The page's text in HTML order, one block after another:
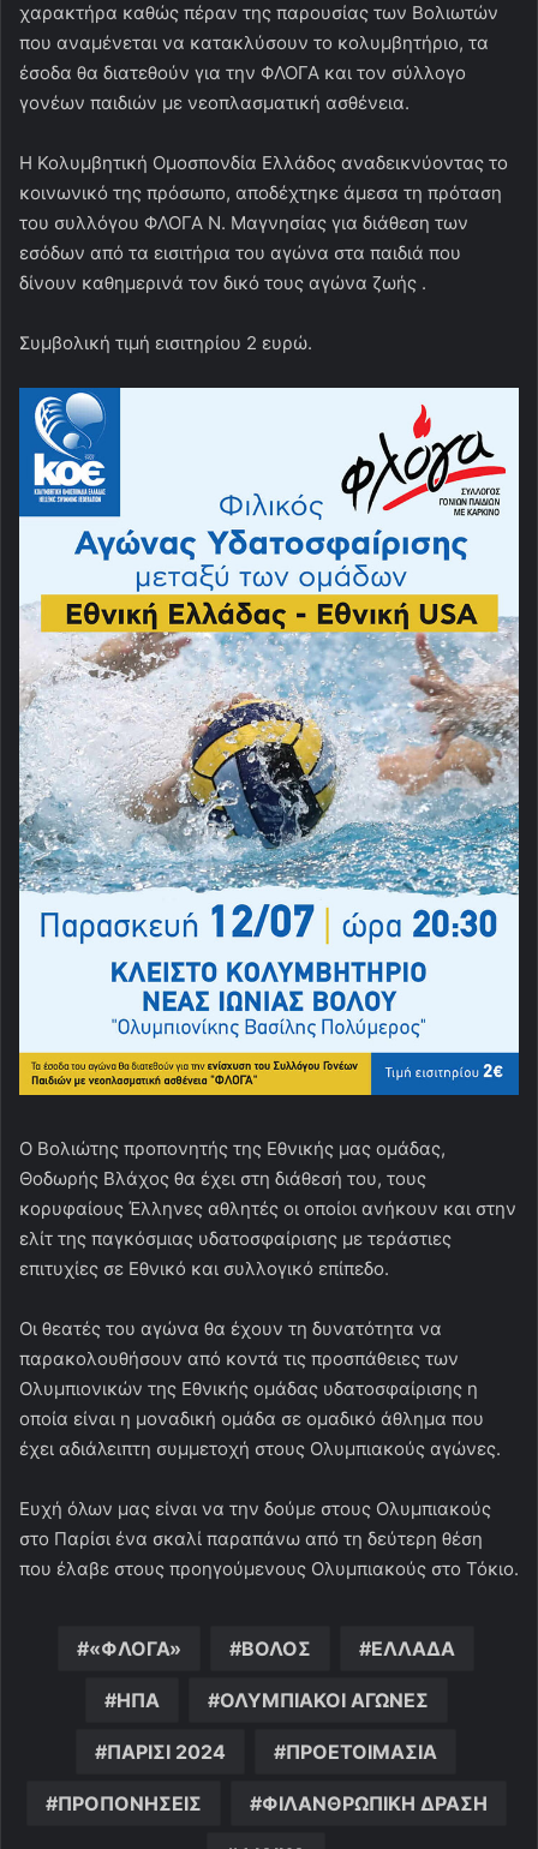
χαρακτήρα καθώς πέραν της παρουσίας των Βολιωτών
που αναμένεται να κατακλύσουν το κολυμβητήριο, τα
έσοδα θα διατεθούν για την ΦΛΟΓΑ και τον σύλλογο
γονέων παιδιών με νεοπλασματική ασθένεια.
Η Κολυμβητική Ομοσπονδία Ελλάδος αναδεικνύοντας το
κοινωνικό της πρόσωπο, αποδέχτηκε άμεσα τη πρόταση
του συλλόγου ΦΛΟΓΑ Ν. Μαγνησίας για διάθεση των
εσόδων από τα εισιτήρια του αγώνα στα παιδιά που
δίνουν καθημερινά τον δικό τους αγώνα ζωής .
Συμβολική τιμή εισιτηρίου 2 ευρώ.
Ο Βολιώτης προπονητής της Εθνικής μας ομάδας,
Θοδωρής Βλάχος θα έχει στη διάθεσή του, τους
κορυφαίους Έλληνες αθλητές οι οποίοι ανήκουν και στην
ελίτ της παγκόσμιας υδατοσφαίρισης με τεράστιες
επιτυχίες σε Εθνικό και συλλογικό επίπεδο.
Οι θεατές του αγώνα θα έχουν τη δυνατότητα να
παρακολουθήσουν από κοντά τις προσπάθειες των
Ολυμπιονικών της Εθνικής ομάδας υδατοσφαίρισης η
οποία είναι η μοναδική ομάδα σε ομαδικό άθλημα που
έχει αδιάλειπτη συμμετοχή στους Ολυμπιακούς αγώνες.
Ευχή όλων μας είναι να την δούμε στους Ολυμπιακούς
στο Παρίσι ένα σκαλί παραπάνω από τη δεύτερη θέση
που έλαβε στους προηγούμενους Ολυμπιακούς στο Τόκιο.
«ΦΛΟΓΑ» ΒΟΛΟΣ ΕΛΛΑΔΑ
ΗΠΑ ΟΛΥΜΠΙΑΚΟΙ ΑΓΩΝΕΣ
ΠΑΡΙΣΙ 2024 ΠΡΟΕΤΟΙΜΑΣΙΑ
ΠΡΟΠΟΝΗΣΕΙΣ ΦΙΛΑΝΘΡΩΠΙΚΗ ΔΡΑΣΗ